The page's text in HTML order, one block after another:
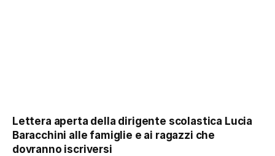
Lettera aperta della dirigente scolastica Lucia
Baracchini alle famiglie e ai ragazzi che
dovranno iscriversi